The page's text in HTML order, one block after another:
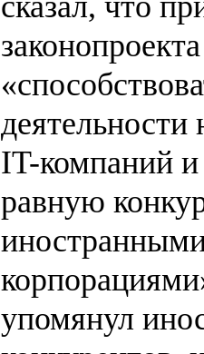
IT-компаний и
равную
упомянул